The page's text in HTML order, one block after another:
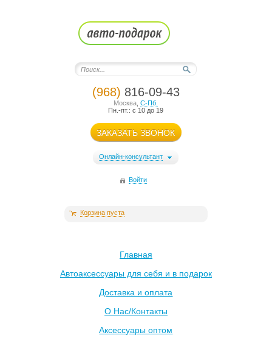
(968) 816-09-43
Москва ,С-Пб.
Пн.-пт.: с 10 до 19
ЗАКАЗАТЬ ЗВОНОК
Онлайн-консультант
Войти
Корзина пуста
Главная
Автоаксессуары для себя и в подарок
Доставка и оплата
О Нас/Контакты
Аксессуары оптом